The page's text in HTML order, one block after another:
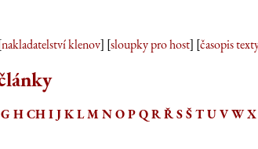
nakladatelství klenov] [sloupky pro host] [časopis
G HCHIJKLMNOPQRŘSŠTUVWX